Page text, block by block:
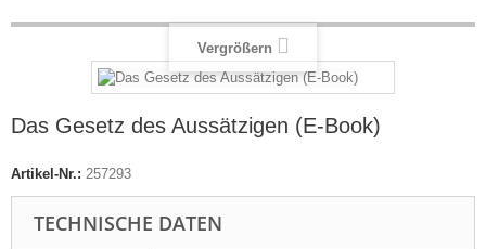
Vergrößern
Das Gesetz des Aussätzigen (E-Book)
Artikel-Nr.: 257293
TECHNISCHE DATEN